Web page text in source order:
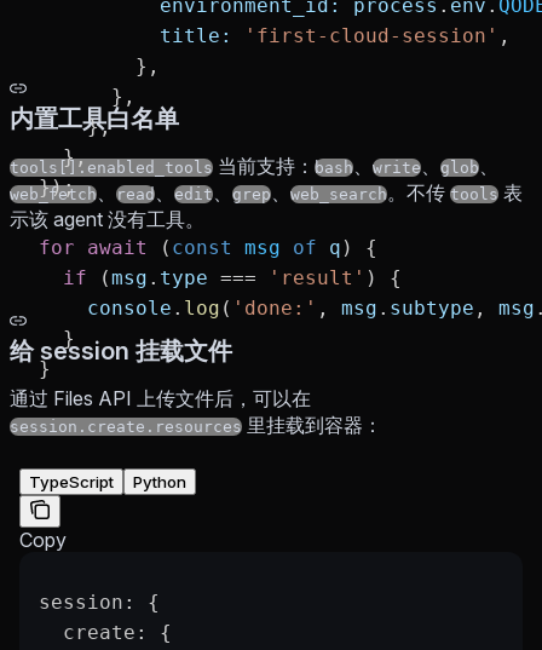
          environment_id:
process . env .
          title:
'first-cloud-session' ,
        },
      },
    },
  },
});
for await ( const msg of q ) {
  if
(msg . type === 'result' ) {
    console
. log ( 'done:' , msg . subtype , msg
  }
}
内置工具白名单
tools[].enabled_tools 当前支持： bash、 write、 glob、
web_fetch、 read、 edit、 grep、 web_search。不传 tools 表
示该 agent 没有工具。
给 session 挂载文件
通过 Files API 上传文件后，可以在
session.create.resources 里挂载到容器：
TypeScript Python
Copy
session : {
  create
: {